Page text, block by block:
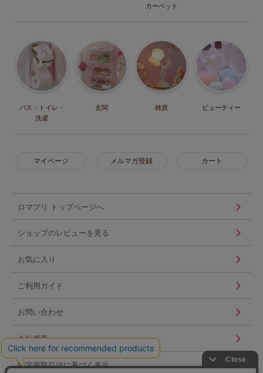
カーペット
バス・トイレ・
洗濯
玄関 雑貨 ビューティー
マイページ メルマガ登録 カート
ロマプリ トップページへ
ショップのレビューを見る
お気に入り
ご利用ガイド
お問い合わせ
会社概要
特定商取引法に基づく表示